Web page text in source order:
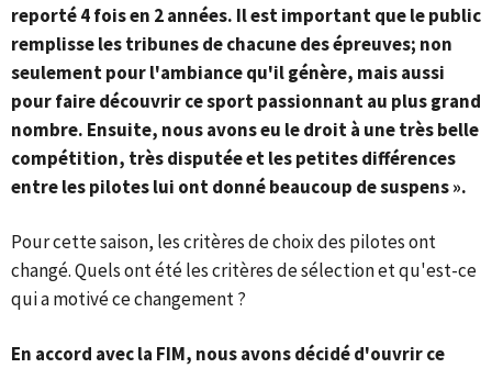
reporté 4 fois en 2 années. Il est important que le public
remplisse les tribunes de chacune des épreuves; non
seulement pour l'ambiance qu'il génère, mais aussi
pour faire découvrir ce sport passionnant au plus grand
nombre. Ensuite, nous avons eu le droit à une très belle
compétition, très disputée et les petites différences
entre les pilotes lui ont donné beaucoup de suspens ».
Pour cette saison, les critères de choix des pilotes ont
changé. Quels ont été les critères de sélection et qu'est-ce
qui a motivé ce changement ?
En accord avec la FIM, nous avons décidé d'ouvrir ce